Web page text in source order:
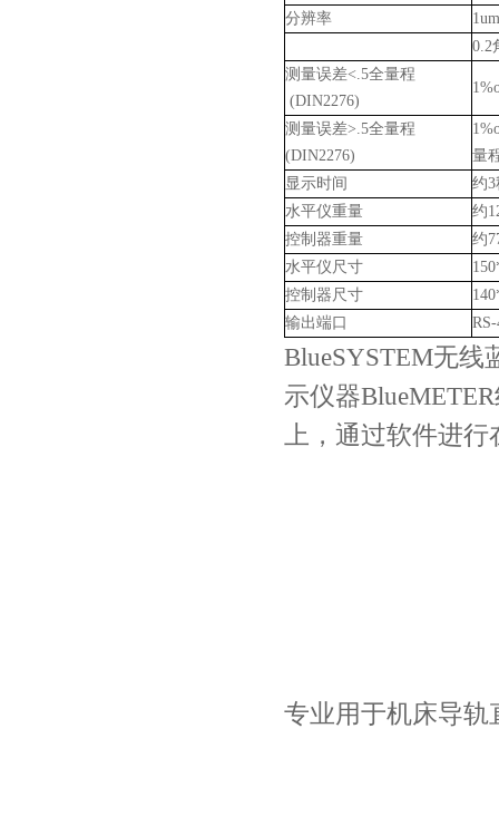
分辨率
测量误差<.5全量程
(DIN2276)
测量误差>.5全量程
(DIN2276)
量
显示时间
约3
水平仪重量
约
控制器重量
约
水平仪尺寸
控制器尺寸
输出端口
BlueSYSTEM无
示仪器
上，通过软件进行
专业用于机床导轨